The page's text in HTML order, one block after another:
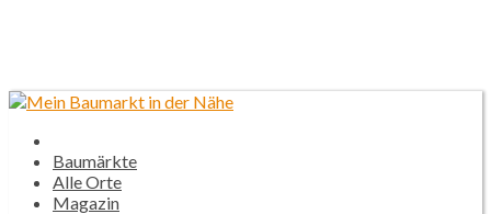
Baumärkte
Alle Orte
Magazin